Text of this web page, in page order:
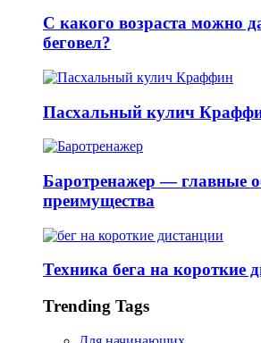
С какого возраста можно
беговел?
Пасхальный кулич
Баротренажер — главные
преимущества
Техника бега на короткие
Trending Tags